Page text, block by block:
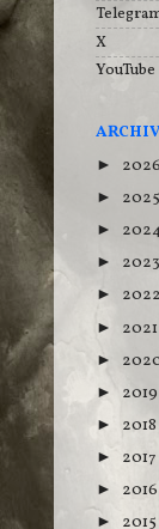
X
YouTube
► 2026
► 2025
►
► 2023
► 2022
► 2021
►
► 2019
► 2018
► 2017
► 2016
► 2015